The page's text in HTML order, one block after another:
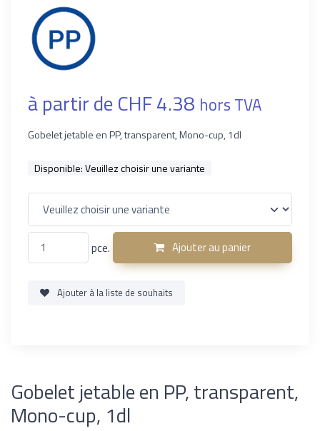
à partir de CHF 4.38 hors TVA
Gobelet jetable en PP, transparent, Mono-cup, 1dl
Disponible:Veuillez choisir une variante
pce. Ajouter au panier
Ajouter à la liste de souhaits
Gobelet jetable en PP, transparent,
Mono-cup, 1dl